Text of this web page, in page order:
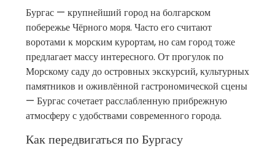
Бургас — крупнейший город на болгарском
побережье Чёрного моря. Часто его считают
воротами к морским курортам, но сам город тоже
предлагает массу интересного. От прогулок по
Морскому саду до островных экскурсий, культурных
памятников и оживлённой гастрономической сцены
— Бургас сочетает расслабленную прибрежную
атмосферу с удобствами современного города.
Как передвигаться по Бургасу